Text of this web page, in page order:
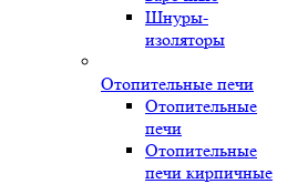
Шнуры-
изоляторы
Отопительные печи
Отопительные
печи
Отопительные
печи кирпичные